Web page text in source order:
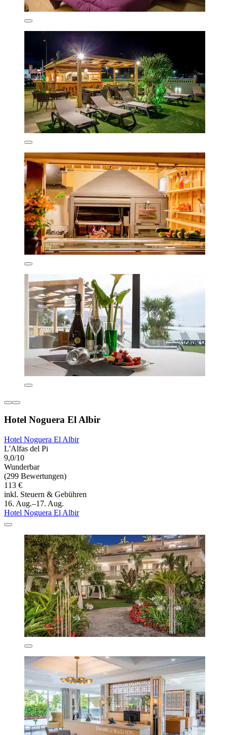
Hotel Noguera El Albir
Hotel Noguera El Albir
L'Alfas del Pi
9,0/10
Wunderbar
(299 Bewertungen)
113 €
inkl. Steuern & Gebühren
16. Aug.–17. Aug.
Hotel Noguera El Albir